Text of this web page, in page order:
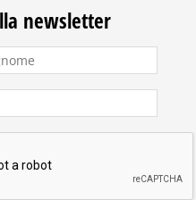
newsletter